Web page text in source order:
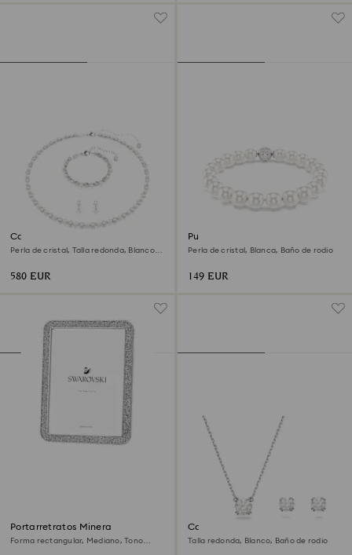
Conjunto Matrix
Perla de cristal, Talla redonda, Blanco,
580 EUR
Pulsera Matrix
Perla de cristal, Blanca, Baño de rodio
149 EUR
Portarretratos Minera
Forma rectangular, Mediano, Tono
Conjunto Stilla
Talla redonda, Blanco, Baño de rodio